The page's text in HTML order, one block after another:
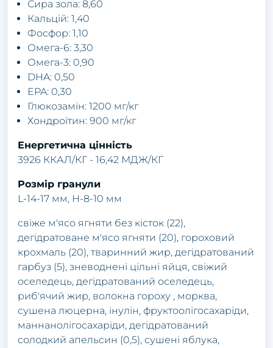
Сира зола: 8,60
Кальцій: 1,40
Фосфор: 1,10
Омега-6: 3,30
Омега-3: 0,90
DHA: 0,50
EPA: 0,30
Глюкозамін: 1200 мг/кг
Хондроїтин: 900 мг/кг
Енергетична цінність
3926 ККАЛ/КГ - 16,42 МДЖ/КГ
Розмір гранули
L-14-17 мм, H-8-10 мм
свіже м'ясо ягняти без кісток (22),
дегідратоване м'ясо ягняти (20), гороховий
крохмаль (20), тваринний жир, дегідратований
гарбуз (5), зневоднені цільні яйця, свіжий
оселедець, дегідратований оселедець,
риб'ячий жир, волокна гороху , морква,
сушена люцерна, інулін, фруктоолігосахаріди,
маннанолігосахаріди, дегідратований
солодкий апельсин (0,5), сушені яблука,